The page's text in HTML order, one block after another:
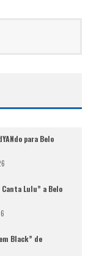
para Belo
Lulu” a Belo
Black” de